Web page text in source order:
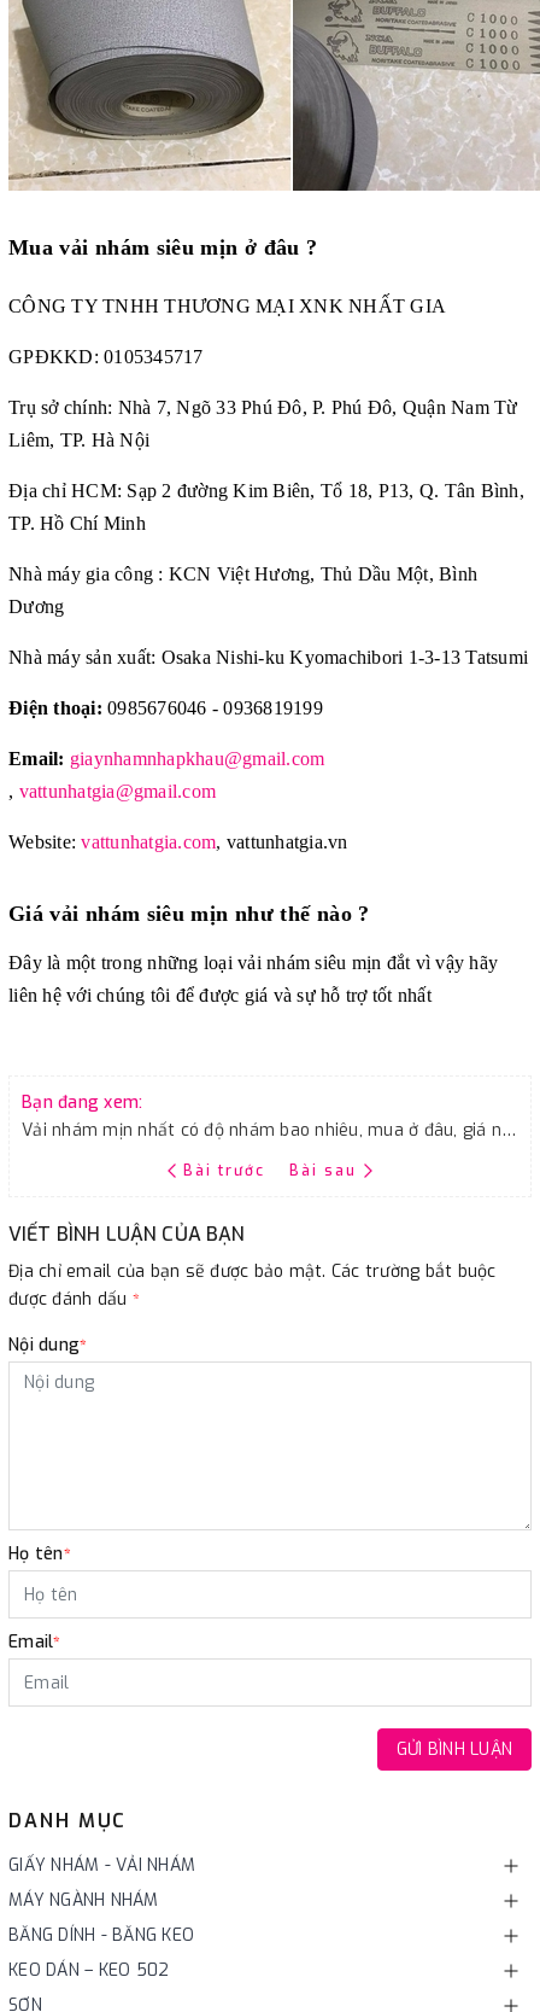
DANH MỤC
GIẤY NHÁM - VẢI NHÁM
MÁY NGÀNH NHÁM
BĂNG DÍNH - BĂNG KEO
KEO DÁN – KEO 502
SƠN
Mua vải nhám siêu mịn ở đâu ?
CÔNG TY TNHH THƯƠNG MẠI XNK NHẤT GIA
GPĐKKD: 0105345717
Trụ sở chính: Nhà 7, Ngõ 33 Phú Đô, P. Phú Đô, Quận Nam Từ
Liêm, TP. Hà Nội
Địa chỉ HCM: Sạp 2 đường Kim Biên, Tổ 18, P13, Q. Tân Bình,
TP. Hồ Chí Minh
Nhà máy gia công : KCN Việt Hương, Thủ Dầu Một, Bình
Dương
Nhà máy sản xuất: Osaka Nishi-ku Kyomachibori 1-3-13 Tatsumi
Điện thoại: 0985676046 - 0936819199
Email: giaynhamnhapkhau@gmail.com
, vattunhatgia@gmail.com
Website: vattunhatgia.com, vattunhatgia.vn
Giá vải nhám siêu mịn như thế nào ?
Đây là một trong những loại vải nhám siêu mịn đắt vì vậy hãy
liên hệ với chúng tôi để được giá và sự hỗ trợ tốt nhất
Bạn đang xem:
Vải nhám mịn nhất có độ nhám bao nhiêu, mua ở đâu, giá như thế nào
Bài trước Bài sau
VIẾT BÌNH LUẬN CỦA BẠN
Địa chỉ email của bạn sẽ được bảo mật. Các trường bắt buộc
được đánh dấu *
Nội dung*
Họ tên*
Email*
GỬI BÌNH LUẬN